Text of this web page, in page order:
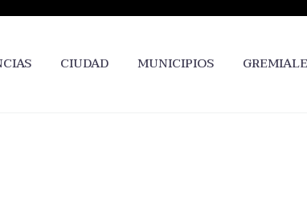
CIUDAD MUNICIPIOS